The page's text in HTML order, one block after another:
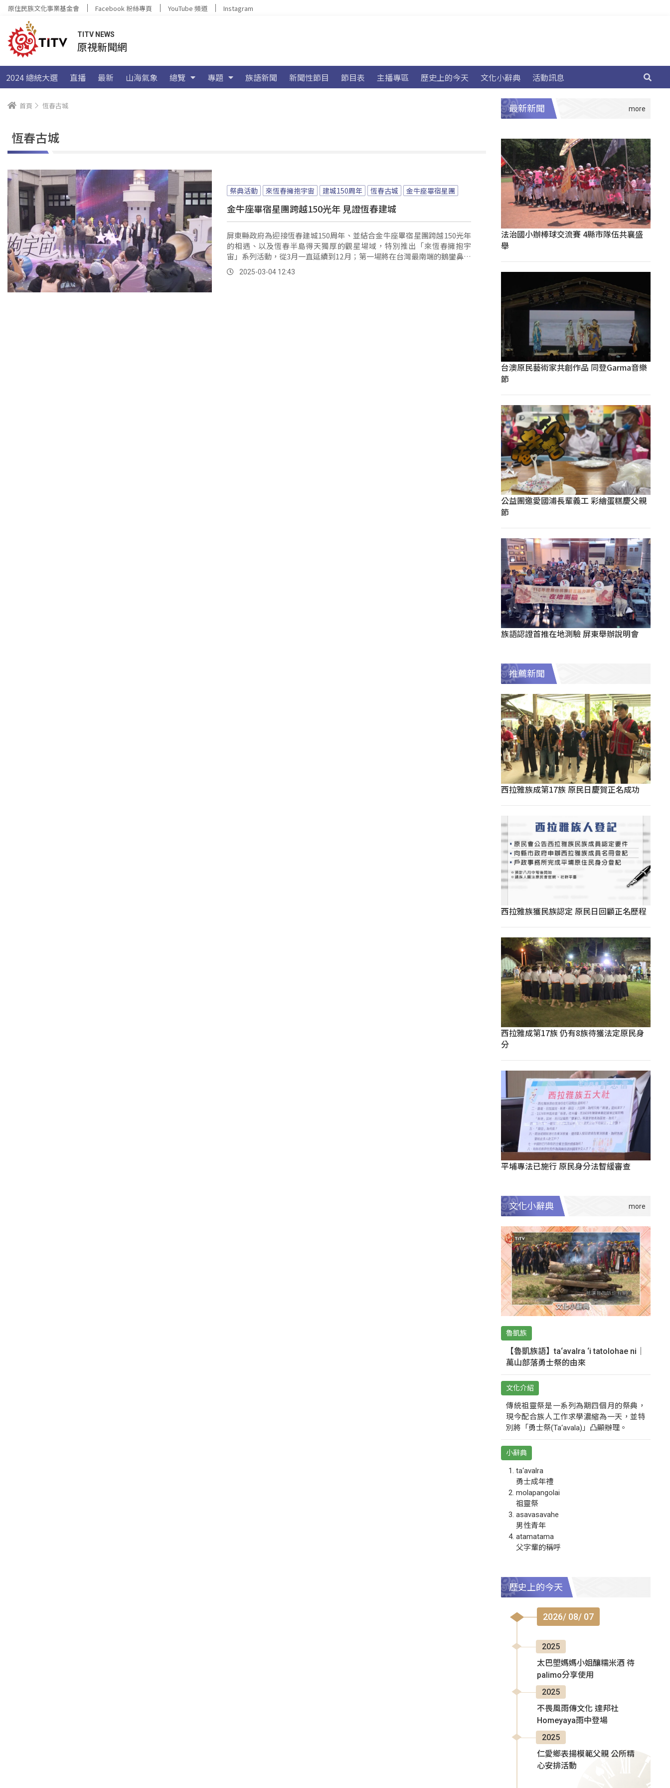
原住民族文化事業基金會 Facebook 粉絲專頁 YouTube 頻道 Instagram
TITV NEWS
原視新聞網
2024 總統大選 直播 最新 山海氣象 總覽 專題 族語新聞 新聞性節目 節目表 主播專區 歷史上的今天 文化小辭典 活動訊息
首頁 恆春古城
恆春古城
祭典活動 來恆春擁抱宇宙 建城150周年 恆春古城 金牛座畢宿星團
金牛座畢宿星團跨越150光年 見證恆春建城
屏東縣政府為迎接恆春建城150周年、並結合金牛座畢宿星團跨越150光年
的相遇、以及恆春半島得天獨厚的觀星場域，特別推出「來恆春擁抱宇
宙」系列活動，從3月一直延續到12月；第一場將在台灣最南端的鵝鑾鼻燈
塔，邀請國內外遊客一起來屏東追星。
2025-03-04 12:43
最新新聞
法治國小辦棒球交流賽 4縣市隊伍共襄盛
舉
台澳原民藝術家共創作品 同登Garma音樂
節
公益團邀愛國浦長輩義工 彩繪蛋糕慶父親
節
族語認證首推在地測驗 屏東舉辦說明會
推薦新聞
西拉雅族成第17族 原民日慶賀正名成功
西拉雅族獲民族認定 原民日回顧正名歷程
西拉雅成第17族 仍有8族待獲法定原民身
分
平埔專法已施行 原民身分法暫緩審查
文化小辭典
魯凱族
【魯凱族語】ta‘avalra ‘i tatolohae ni｜
萬山部落勇士祭的由來
文化介紹
傳統祖靈祭是一系列為期四個月的祭典，
現今配合族人工作求學濃縮為一天，並特
別將「勇士祭(Ta‘avala)」凸顯辦理。
小辭典
ta‘avalra
勇士成年禮
molapangolai
祖靈祭
asavasavahe
男性青年
atamatama
父字輩的稱呼
歷史上的今天
2026/ 08/ 07
2025
太巴塱媽媽小姐釀糯米酒 待
palimo分享使用
2025
不畏風雨傳文化 達邦社
Homeyaya雨中登場
2025
仁愛鄉表揚模範父親 公所精
心安排活動